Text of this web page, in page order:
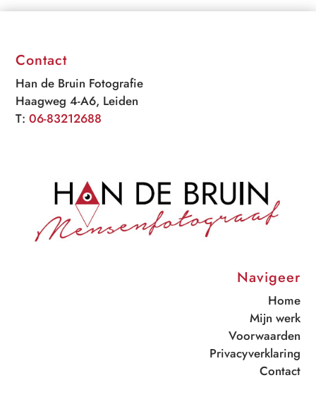
Contact
Han de Bruin Fotografie
Haagweg 4-A6, Leiden
T:06-83212688
Navigeer
Home
Mijn werk
Voorwaarden
Privacyverklaring
Contact